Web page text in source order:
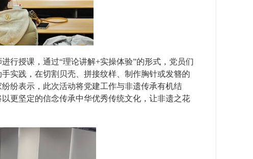
行授课，通过“理论讲解+实操体验”的形式，党员们
实践，在切割贝壳、拼接纹样、制作胸针或发簪的
纷表示，此次活动将党建工作与非遗传承有机结
更坚定的信念传承中华优秀传统文化，让非遗之花